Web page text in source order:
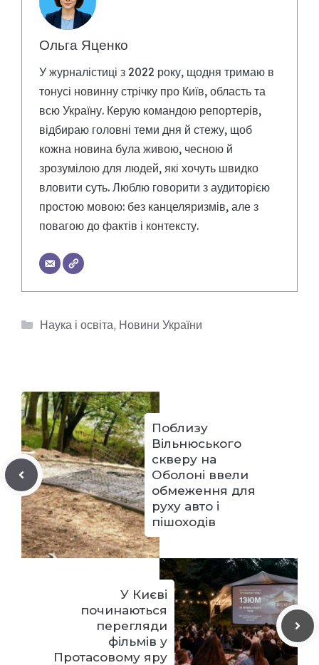
Ольга Яценко
У журналістиці з 2022 року, щодня тримаю в
тонусі новинну стрічку про Київ, область та
всю Україну. Керую командою репортерів,
відбираю головні теми дня й стежу, щоб
кожна новина була живою, чесною й
зрозумілою для людей, які хочуть швидко
вловити суть. Люблю говорити з аудиторією
простою мовою: без канцеляризмів, але з
повагою до фактів і контексту.
Категорії
Наука і освіта, Новини України
Поблизу
Вільнюського
скверу на
Оболоні ввели
обмеження для
руху авто і
пішоходів
У Києві
починаються
перегляди
фільмів у
Протасовому яру